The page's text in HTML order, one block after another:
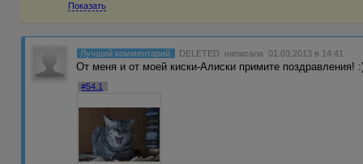
Показать
Лучший комментарий DELETED написала 01.03.2013 в 14:41
От меня и от моей киски-Алиски примите поздравления!
#54.1